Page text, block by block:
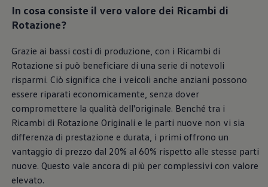
Finanziamento Save&Care
Accessori
Manuale uso e Manutenzione
Garanzie
Informazioni utili
Mondo Volkswagen
Il Bar del Lunedì
VanLife Stories
75 anni di Bulli
Guida autonoma
ID. Buzz al World Ducati Week 2026
Contatti
In cosa consiste il vero valore dei Ricambi di
Rotazione?
Grazie ai bassi costi di produzione, con i Ricambi di
Rotazione si può beneficiare di una serie di notevoli
risparmi. Ciò significa che i veicoli anche anziani possono
essere riparati economicamente, senza dover
compromettere la qualità dell'originale. Benché tra i
Ricambi di Rotazione Originali e le parti nuove non vi sia
differenza di prestazione e durata, i primi offrono un
vantaggio di prezzo dal 20% al 60% rispetto alle stesse parti
nuove. Questo vale ancora di più per complessivi con valore
elevato.